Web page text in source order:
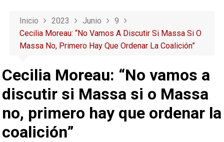
Inicio 2023 Junio
9
Cecilia Moreau: “No Vamos A Discutir Si Massa Si O
Massa No, Primero Hay Que Ordenar La Coalición”
Cecilia Moreau: “No vamos a
discutir si Massa si o Massa
no, primero hay que ordenar la
coalición”